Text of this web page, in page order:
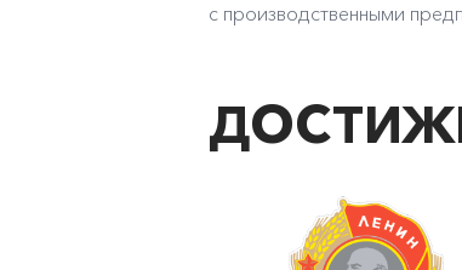
с производственными